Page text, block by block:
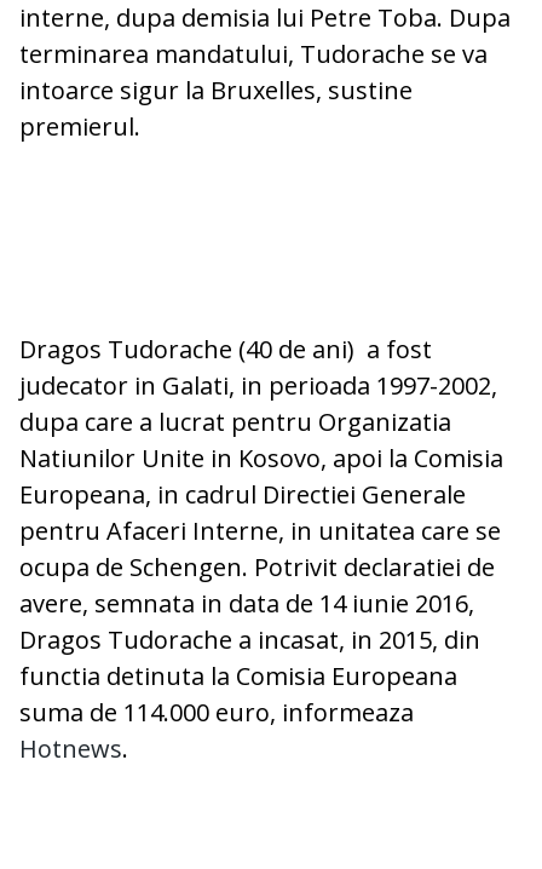
interne, dupa demisia lui Petre Toba. Dupa
terminarea mandatului, Tudorache se va
intoarce sigur la Bruxelles, sustine
premierul.
Dragos Tudorache (40 de ani) a fost
judecator in Galati, in perioada 1997-2002,
dupa care a lucrat pentru Organizatia
Natiunilor Unite in Kosovo, apoi la Comisia
Europeana, in cadrul Directiei Generale
pentru Afaceri Interne, in unitatea care se
ocupa de Schengen. Potrivit declaratiei de
avere, semnata in data de 14 iunie 2016,
Dragos Tudorache a incasat, in 2015, din
functia detinuta la Comisia Europeana
suma de 114.000 euro, informeaza
Hotnews.